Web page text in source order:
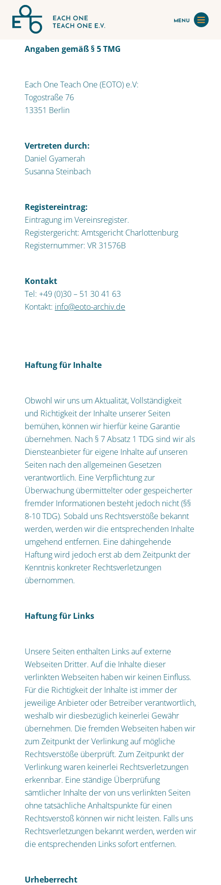
MENU
Angaben gemäß § 5 TMG
Each One Teach One (EOTO) e.V:
Togostraße 76
13351 Berlin
Vertreten durch:
Daniel Gyamerah
Susanna Steinbach
Registereintrag:
Eintragung im Vereinsregister.
Registergericht: Amtsgericht Charlottenburg
Registernummer: VR 31576B
Kontakt
Tel: +49 (0)30 – 51 30 41 63
Kontakt: info@eoto-archiv.de
Haftung für Inhalte
Obwohl wir uns um Aktualität, Vollständigkeit
und Richtigkeit der Inhalte unserer Seiten
bemühen, können wir hierfür keine Garantie
übernehmen. Nach § 7 Absatz 1 TDG sind wir als
Diensteanbieter für eigene Inhalte auf unseren
Seiten nach den allgemeinen Gesetzen
verantwortlich. Eine Verpflichtung zur
Überwachung übermittelter oder gespeicherter
fremder Informationen besteht jedoch nicht (§§
8-10 TDG). Sobald uns Rechtsverstöße bekannt
werden, werden wir die entsprechenden Inhalte
umgehend entfernen. Eine dahingehende
Haftung wird jedoch erst ab dem Zeitpunkt der
Kenntnis konkreter Rechtsverletzungen
übernommen.
Haftung für Links
Unsere Seiten enthalten Links auf externe
Webseiten Dritter. Auf die Inhalte dieser
verlinkten Webseiten haben wir keinen Einfluss.
Für die Richtigkeit der Inhalte ist immer der
jeweilige Anbieter oder Betreiber verantwortlich,
weshalb wir diesbezüglich keinerlei Gewähr
übernehmen. Die fremden Webseiten haben wir
zum Zeitpunkt der Verlinkung auf mögliche
Rechtsverstöße überprüft. Zum Zeitpunkt der
Verlinkung waren keinerlei Rechtsverletzungen
erkennbar. Eine ständige Überprüfung
sämtlicher Inhalte der von uns verlinkten Seiten
ohne tatsächliche Anhaltspunkte für einen
Rechtsverstoß können wir nicht leisten. Falls uns
Rechtsverletzungen bekannt werden, werden wir
die entsprechenden Links sofort entfernen.
Urheberrecht